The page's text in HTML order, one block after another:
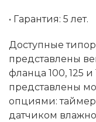
• Гарантия: 5 лет.
Доступные
представлены
фланца 100, 125
представлены
опциями:
датчиком